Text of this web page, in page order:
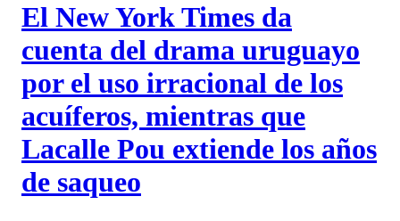
El New York Times da
cuenta del drama uruguayo
por el uso irracional de los
acuíferos, mientras que
Lacalle Pou extiende los años
de saqueo